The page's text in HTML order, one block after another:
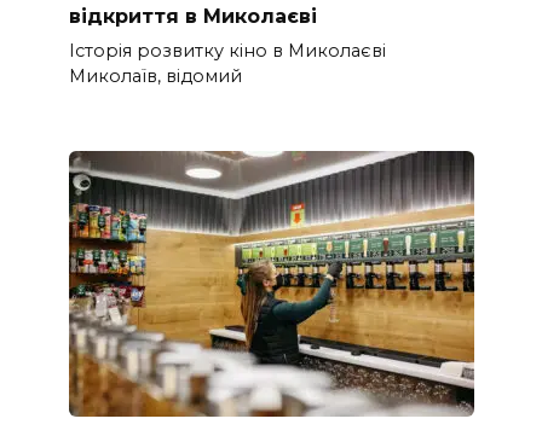
відкриття в Миколаєві
Історія розвитку кіно в Миколаєві
Миколаїв, відомий